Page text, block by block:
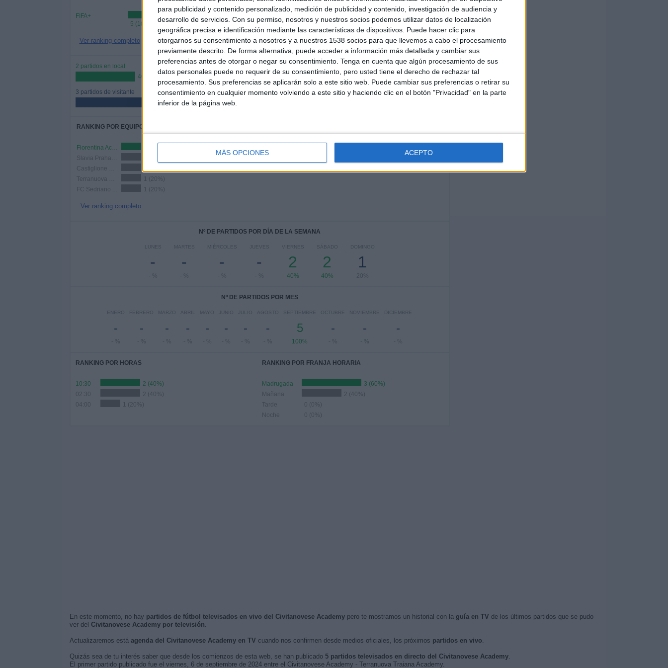
para publicidad y contenido personalizado, medición de publicidad y contenido, investigación de audiencia y
desarrollo de servicios. Con su permiso, nosotros y nuestros socios podemos utilizar datos de localización
geográfica precisa e identificación mediante las características de dispositivos. Puede hacer clic para
otorgarnos su consentimiento a nosotros y a nuestros 1538 socios para que llevemos a cabo el procesamiento
previamente descrito. De forma alternativa, puede acceder a información más detallada y cambiar sus
preferencias antes de otorgar o negar su consentimiento. Tenga en cuenta que algún procesamiento de sus
datos personales puede no requerir de su consentimiento, pero usted tiene el derecho de rechazar tal
procesamiento. Sus preferencias se aplicarán solo a este sitio web. Puede cambiar sus preferencias o retirar su
consentimiento en cualquier momento volviendo a este sitio y haciendo clic en el botón "Privacidad" en la parte
inferior de la página web.
MÁS OPCIONES ACEPTO
FIFA+
5 (100%)
Ver ranking completo
TOTAL
1
CANALES TV
DÍAS
698
SIN PARTIDO
GRATUÍTO
PARTIDOS
0
CONSECUTIVOS
2 partidos en local
40%
3 partidos de visitante
60%
TOTAL
5
MÁXIMO
1
TOTAL
1
RANKING POR EQUIPOS
Fiorentina Academy
1 (20%)
1 (20%)
1 (20%)
Ver ranking completo
Ver ranking completo
Nº DE PARTIDOS POR DÍA DE LA SEMANA
LUNES
-
- %
MARTES
-
- %
MIÉRCOLES
-
- %
JUEVES
-
- %
VIERNES
2
40%
SÁBADO
2
40%
DOMINGO
1
20%
Nº DE PARTIDOS POR MES
ENERO
-
- %
FEBRERO
-
- %
MARZO
-
- %
ABRIL
-
- %
MAYO
-
- %
JUNIO
-
- %
JULIO
-
- %
AGOSTO
-
- %
SEPTIEMBRE
5
100%
OCTUBRE
-
- %
NOVIEMBRE
-
- %
DICIEMBRE
-
- %
RANKING POR HORAS
10:30
2 (40%)
02:30
2 (40%)
1 (20%)
RANKING POR FRANJA HORARIA
Madrugada
3 (60%)
Mañana
2 (40%)
Tarde
0 (0%)
Noche
0 (0%)
En este momento, no hay partidos de fútbol televisados en vivo del Civitanovese Academypero te mostramos un historial con la guía en TV de los últimos partidos que se pudo
ver del Civitanovese Academy por televisión.
Actualizaremos está agenda del Civitanovese Academy en TV cuando nos confirmen desde medios oficiales, los próximos partidos en vivo.
Quizás sea de tu interés saber que desde los comienzos de esta web, se han publicado 5 partidos televisados en directo del Civitanovese Academy.
El primer partido publicado fue el viernes, 6 de septiembre de 2024 entre el Civitanovese Academy - Terranuova Traiana Academy.